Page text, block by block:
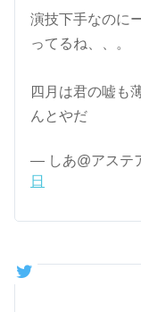
演技下手なのに
ってるね、、。
四月は君の嘘も
んとやだ
— しあ@アステ
日